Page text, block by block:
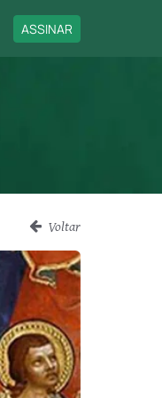
ASSINAR
Voltar